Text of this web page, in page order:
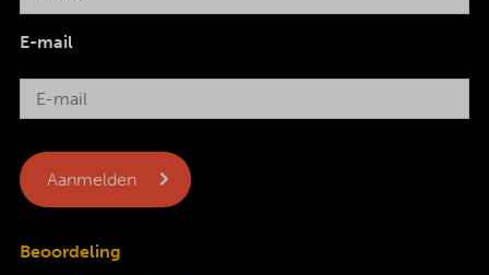
E-mail
Beoordeling